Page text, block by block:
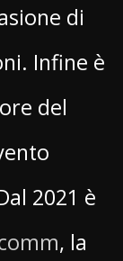
di
Infine è
del
2021 è
, la